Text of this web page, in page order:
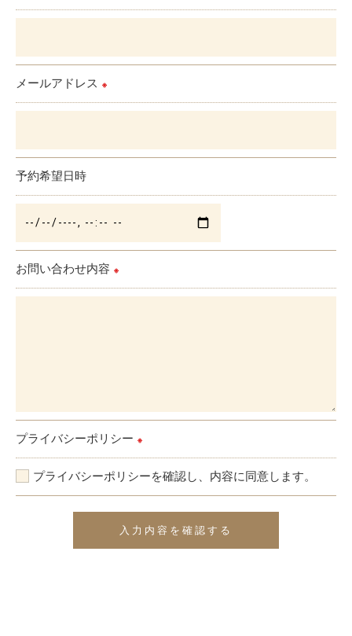
メールアドレス ※
予約希望日時
お問い合わせ内容 ※
プライバシーポリシー ※
プライバシーポリシーを確認し、内容に同意します。